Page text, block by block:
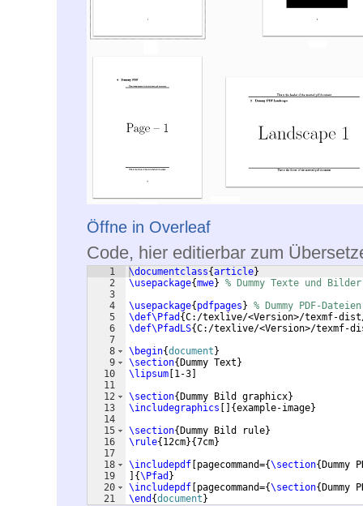
Öffne in Overleaf
Code, hier editierbar zum
1
2
3
4
5
6
7
8
9
10
11
12
13
14
15
16
17
18
19
20
21
\documentclass{article}
\usepackage{mwe} % Dummy Texte und Bilder
\usepackage{ pdfpages } % Dummy PDF-Dateien
\def\Pfad {C:/texlive/<Version>/texmf-dist/
\def\PfadLS{C:/texlive/<Version>/texmf-
\begin{document }
\section{ Dummy Text }
\lipsum 1-3
\section{ Dummy Bild graphicx}
\includegraphics
{example-image}
\section{ Dummy Bild rule}
\rule{ 12cm}{7cm}
\includepdf pagecommand={\section{ Dummy
{\Pfad }
\includepdf pagecommand={\section{ Dummy
\end {document }